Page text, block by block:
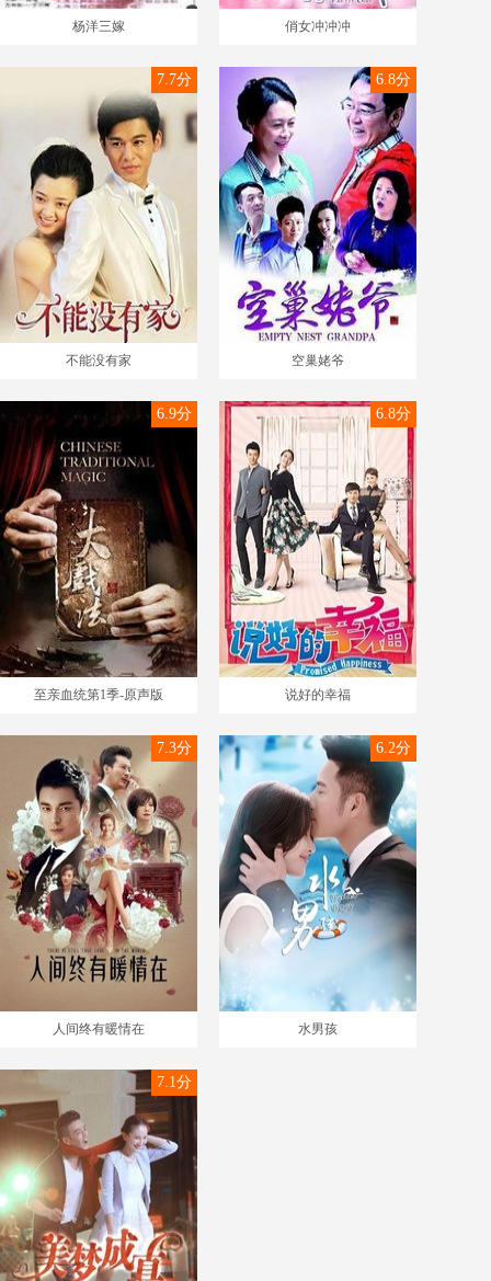
杨洋三嫁 俏女冲冲冲
不能没有家
7.7分
空巢姥爷
6.8分
至亲血统第1季-原声版
6.9分
说好的幸福
6.8分
人间终有暖情在
7.3分
水男孩
6.2分
7.1分